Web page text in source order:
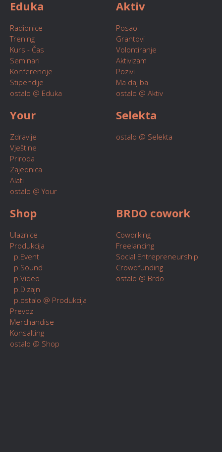
Eduka
Radionice
Trening
Kurs - Čas
Seminari
Konferencije
Stipendije
ostalo @ Eduka
Aktiv
Posao
Grantovi
Volontiranje
Aktivizam
Pozivi
Ma daj ba
ostalo @ Aktiv
Your
Zdravlje
Vještine
Priroda
Zajednica
Alati
ostalo @ Your
Selekta
ostalo @ Selekta
Shop
Ulaznice
Produkcija
p.Event
p.Sound
p.Video
p.Dizajn
p.ostalo @ Produkcija
Prevoz
Merchandise
Konsalting
ostalo @ Shop
BRDO cowork
Coworking
Freelancing
Social Entrepreneurship
Crowdfunding
ostalo @ Brdo